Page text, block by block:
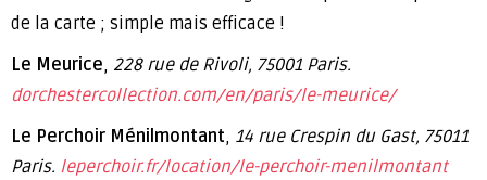
de la carte ; simple mais efficace !
Le Meurice, 228 rue de Rivoli, 75001 Paris.
dorchestercollection.com/en/paris/le-meurice/
Le Perchoir Ménilmontant, 14 rue Crespin du Gast, 75011
Paris. leperchoir.fr/location/le-perchoir-menilmontant